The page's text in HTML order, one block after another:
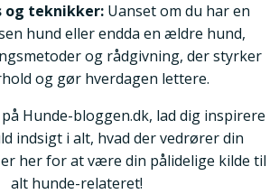
teknikker:Uanset om du har en
hund eller endda en ældre hund,
og rådgivning, der styrker
og gør hverdagen lettere.
Hunde-bloggen.dk, lad dig inspirere
indsigt i alt, hvad der vedrører din
er her for at være din pålidelige kilde til
alt hunde-relateret!